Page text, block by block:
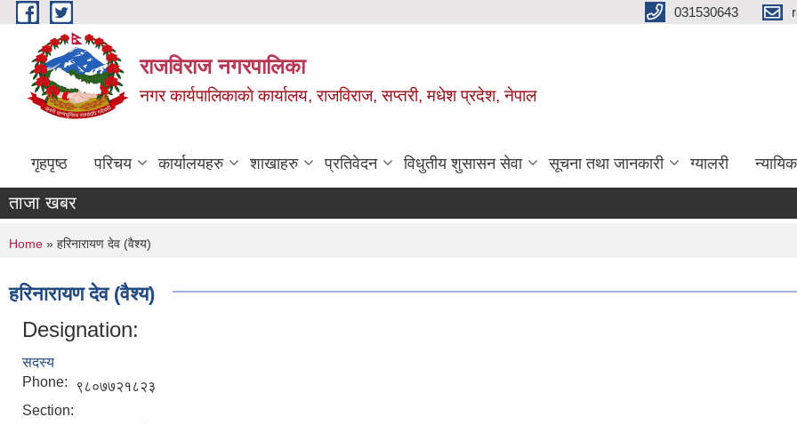
Skip to main content 031530643
राजविराज नगरपालिका
नगर कार्यपालिकाकाे कार्यालय, राजविराज, सप्तरी, मधेश प्रदेश, नेपाल
गृहपृष्ठ परिचय कार्यालयहरु शाखाहरु प्रतिवेदन विधुतीय शुसासन सेवा सूचना तथा जानकारी ग्यालरी
ताजा खबर
You are here
Home » हरिनारायण देव (वैश्य)
हरिनारायण देव (वैश्य)
Designation:
सदस्य
Phone:
९८०७७२१८२३
Section: